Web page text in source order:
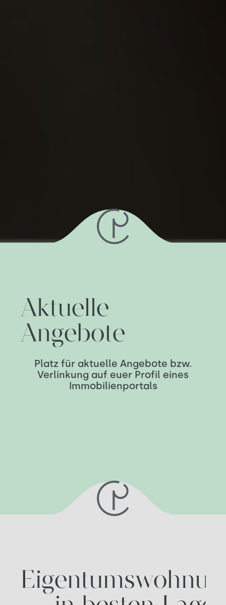
Aktuelle
Angebote
Platz für aktuelle Angebote bzw.
Verlinkung auf euer Profil eines
Immobilienportals